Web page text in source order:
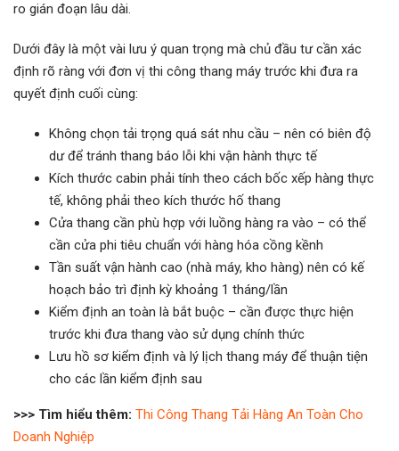
ro gián đoạn lâu dài.
Dưới đây là một vài lưu ý quan trọng mà chủ đầu tư cần xác
định rõ ràng với đơn vị thi công thang máy trước khi đưa ra
quyết định cuối cùng:
Không chọn tải trọng quá sát nhu cầu – nên có biên độ
dư để tránh thang báo lỗi khi vận hành thực tế
Kích thước cabin phải tính theo cách bốc xếp hàng thực
tế, không phải theo kích thước hố thang
Cửa thang cần phù hợp với luồng hàng ra vào – có thể
cần cửa phi tiêu chuẩn với hàng hóa cồng kềnh
Tần suất vận hành cao (nhà máy, kho hàng) nên có kế
hoạch bảo trì định kỳ khoảng 1 tháng/lần
Kiểm định an toàn là bắt buộc – cần được thực hiện
trước khi đưa thang vào sử dụng chính thức
Lưu hồ sơ kiểm định và lý lịch thang máy để thuận tiện
cho các lần kiểm định sau
>>> Tìm hiểu thêm: Thi Công Thang Tải Hàng An Toàn Cho
Doanh Nghiệp